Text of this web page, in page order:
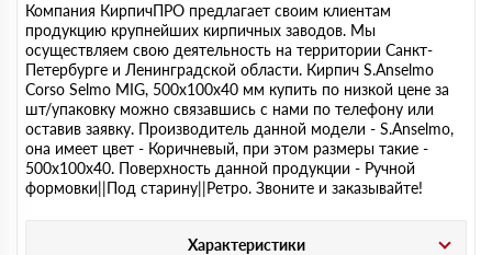
Компания КирпичПРО предлагает своим клиентам
продукцию крупнейших кирпичных заводов. Мы
осуществляем свою деятельность на территории Санкт-
Петербурге и Ленинградской области. Кирпич S.Anselmo
Corso Selmo MIG, 500х100х40 мм купить по низкой цене за
шт/упаковку можно связавшись с нами по телефону или
оставив заявку. Производитель данной модели - S.Anselmo,
она имеет цвет - Коричневый, при этом размеры такие -
500х100х40. Поверхность данной продукции - Ручной
формовки||Под старину||Ретро. Звоните и заказывайте!
Характеристики